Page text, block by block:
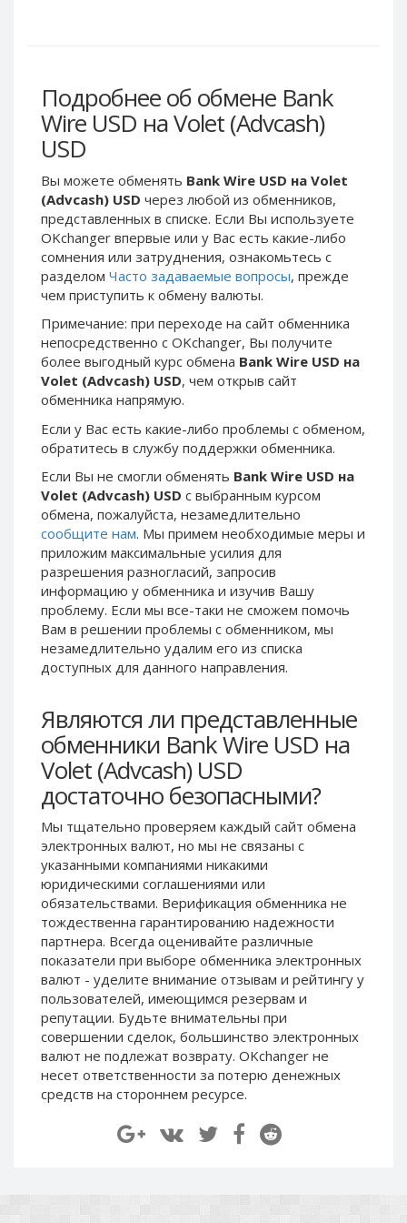
Подробнее об обмене Bank
Wire USD на Volet (Advcash)
USD
Вы можете обменять Bank Wire USD на Volet
(Advcash) USD через любой из обменников,
представленных в списке. Если Вы используете
OKchanger впервые или у Вас есть какие-либо
сомнения или затруднения, ознакомьтесь с
разделом Часто задаваемые вопросы, прежде
чем приступить к обмену валюты.
Примечание: при переходе на сайт обменника
непосредственно c OKchanger, Вы получите
более выгодный курс обмена Bank Wire USD на
Volet (Advcash) USD, чем открыв сайт
обменника напрямую.
Если у Вас есть какие-либо проблемы с обменом,
обратитесь в службу поддержки обменника.
Если Вы не смогли обменять Bank Wire USD на
Volet (Advcash) USD с выбранным курсом
обмена, пожалуйста, незамедлительно
сообщите нам. Мы примем необходимые меры и
приложим максимальные усилия для
разрешения разногласий, запросив
информацию у обменника и изучив Вашу
проблему. Если мы все-таки не сможем помочь
Вам в решении проблемы c обменником, мы
незамедлительно удалим его из списка
доступных для данного направления.
Являются ли представленные
обменники Bank Wire USD на
Volet (Advcash) USD
достаточно безопасными?
Мы тщательно проверяем каждый сайт обмена
электронных валют, но мы не связаны c
указанными компаниями никакими
юридическими соглашениями или
обязательствами. Верификация обменника не
тождественна гарантированию надежности
партнера. Всегда оценивайте различные
показатели при выборе обменника электронных
валют - уделите внимание отзывам и рейтингу у
пользователей, имеющимся резервам и
репутации. Будьте внимательны при
совершении сделок, большинство электронных
валют не подлежат возврату. OKchanger не
несет ответственности за потерю денежных
средств на стороннем ресурсе.
Skril EUR
Skril INR
Skril PLN
Skril GBP
Skril AUD
Skril NOK
Skril SEK
Paxum USD
Paxum EUR
Epay USD
Epay EUR
Phone Balance RUB
Phone Balance UAH
Phone Balance AMD
Neteller USD
Neteller EUR
Neteller INR
Neteller PLN
Neteller GBP
Neteller NOK
Neteller SEK
PaySera USD
PaySera PLN
AliPay CNY
UnionPay CNY
Paymer USD
Paymer RUB
Paymer UAH
Capitalist USD
Capitalist RUB
Capitalist EUR
Payoneer USD
Payoneer EUR
Revolut Binance USD
(BUSD)
Revolut USD
Global24 UAH
Skril EUR
Skril INR
Skril GBP
Skril AUD
Skril NOK
Skril SEK
Paxum USD
Paxum EUR
Epay USD
Epay EUR
Phone Balance UAH
Phone Balance AMD
Neteller USD
Neteller EUR
Neteller INR
Neteller PLN
Neteller GBP
Neteller NOK
Neteller SEK
PaySera USD
PaySera PLN
AliPay CNY
UnionPay CNY
Paymer USD
Paymer RUB
Capitalist USD
Capitalist RUB
Capitalist EUR
Payoneer USD
Payoneer EUR
Revolut Binance USD
(BUSD)
Revolut USD
Revolut EUR
Piastrix EUR